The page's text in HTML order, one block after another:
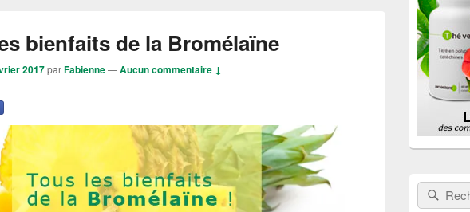
bienfaits de la Bromélaïne
2017parFabienne—Aucun commentaire ↓
barre
latérale
Rechercher :